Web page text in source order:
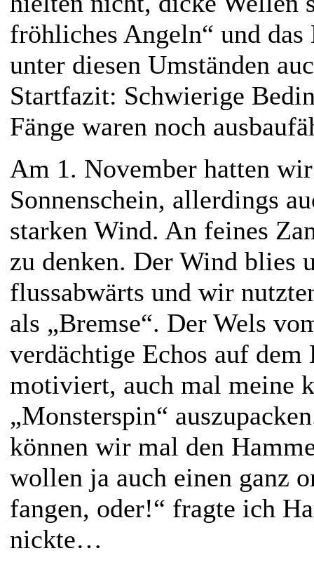
fröhliches Angeln“ und
unter diesen Umständen
Startfazit: Schwierige
Fänge waren noch
Am 1. November hatten
Sonnenschein, allerdings
starken Wind. An feines
zu denken. Der Wind blies
flussabwärts und wir
als „Bremse“. Der Wels
verdächtige Echos auf
motiviert, auch mal meine
„Monsterspin“
können wir mal den
wollen ja auch einen ganz
fangen, oder!“ fragte ich
nickte…